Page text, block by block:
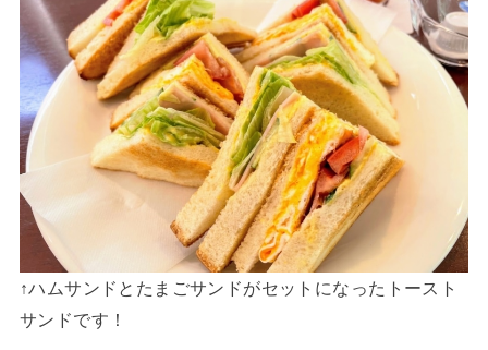
↑ハムサンドとたまごサンドがセットになったトースト
サンドです！